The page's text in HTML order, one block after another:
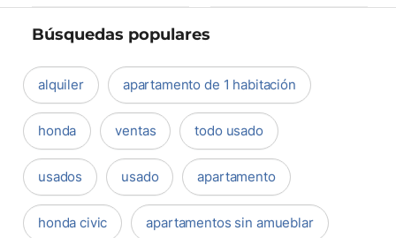
Búsquedas populares
alquiler apartamento de 1 habitación
honda ventas todo usado
usados usado apartamento
honda civic apartamentos sin amueblar